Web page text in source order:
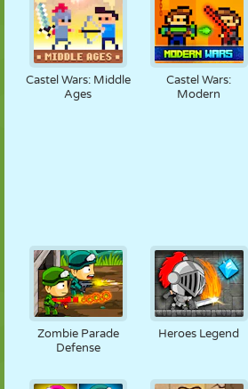
Castel Wars: Middle
Ages
Castel Wars:
Modern
Zombie Parade
Defense
Heroes Legend